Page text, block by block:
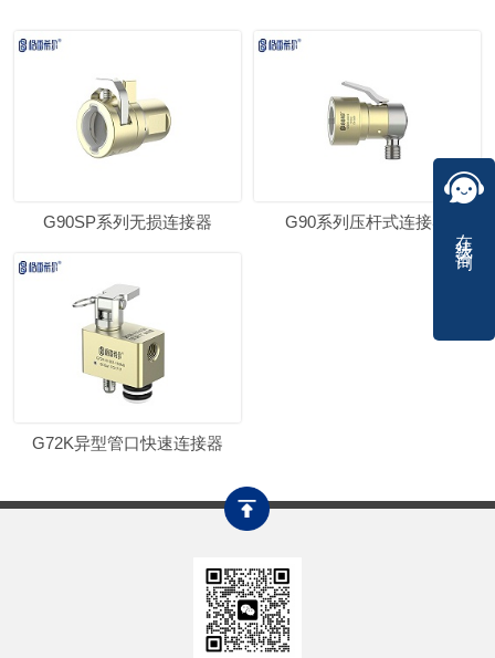
G90SP系列无损连接器 G90系列压杆式连接器
G72K异型管口快速连接器
在线咨询